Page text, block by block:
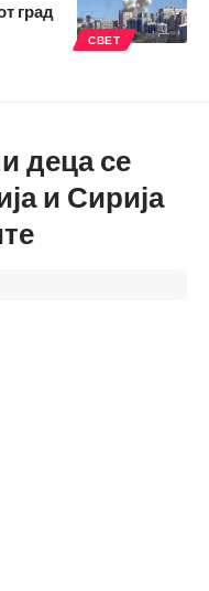
СВЕТ
град
деца се
и Сирија